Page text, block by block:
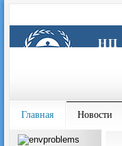
Главная Новости